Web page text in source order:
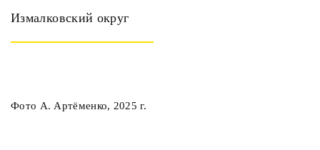
Измалковский округ
Фото А. Артёменко, 2025 г.